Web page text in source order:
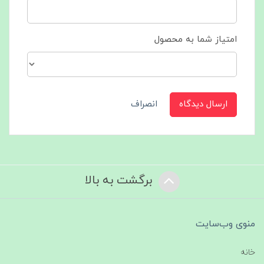
امتیاز شما به محصول
ارسال دیدگاه انصراف
برگشت به بالا
منوی وب‌سایت
خانه